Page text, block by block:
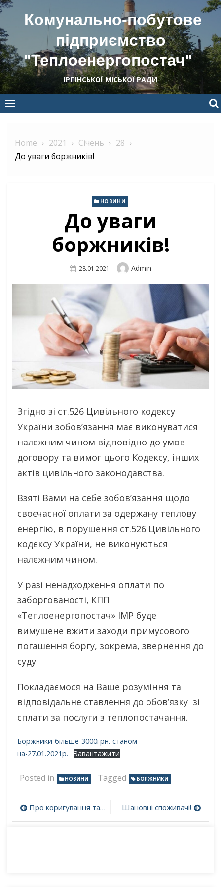
Skip
content
Комунально-побутове
підприємство
"Теплоенергопостач"
ІРПІНСЬКОЇ МІСЬКОЇ РАДИ
Home 2021 Січень
28
До уваги боржників!
НОВИНИ
До уваги
боржників!
Posted
28.01.2021 Author
Admin
Згідно зі ст.526 Цивільного кодексу
України зобов’язання має виконуватися
належним чином відповідно до умов
договору та вимог цього Кодексу, інших
актів цивільного законодавства.
Взяті Вами на себе зобов’язання щодо
своєчасної оплати за одержану теплову
енергію, в порушення ст.526 Цивільного
кодексу України, не виконуються
належним чином.
У разі ненадходження оплати по
заборгованості, КПП
«Теплоенергопостач» ІМР буде
вимушене вжити заходи примусового
погашення боргу, зокрема, звернення до
суду.
Покладаємося на Ваше розуміння та
відповідальне ставлення до обов’язку зі
сплати за послуги з теплопостачання.
Боржники-більше-3000грн.-станом-
на-27.01.2021р.
Завантажити
Posted in НОВИНИ Tagged БОРЖНИКИ
Навігація
записів
Про коригування тарифу на теплову енергію, її виробництво, транспортування, постачання та послугу з постачання теплової енергії, що надаються КПП “Теплоенергопостач” Ірпінської міської ради Шановні споживачі!